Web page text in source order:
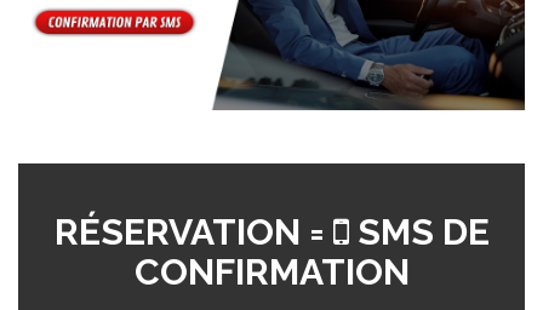
RÉSERVATION =
SMS DE
CONFIRMATION